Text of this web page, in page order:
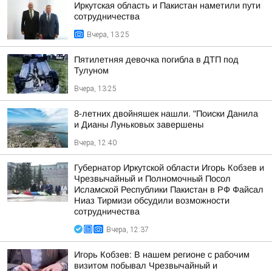
Иркутская область и Пакистан наметили пути
сотрудничества
Вчера, 13:25
Пятилетняя девочка погибла в ДТП под
Тулуном
Вчера, 13:25
8-летних двойняшек нашли. "Поиски Данила
и Дианы Луньковых завершены
Вчера, 12:40
Губернатор Иркутской области Игорь Кобзев и
Чрезвычайный и Полномочный Посол
Исламской Республики Пакистан в РФ Файсал
Ниаз Тирмизи обсудили возможности
сотрудничества
Вчера, 12:37
Игорь Кобзев: В нашем регионе с рабочим
визитом побывал Чрезвычайный и